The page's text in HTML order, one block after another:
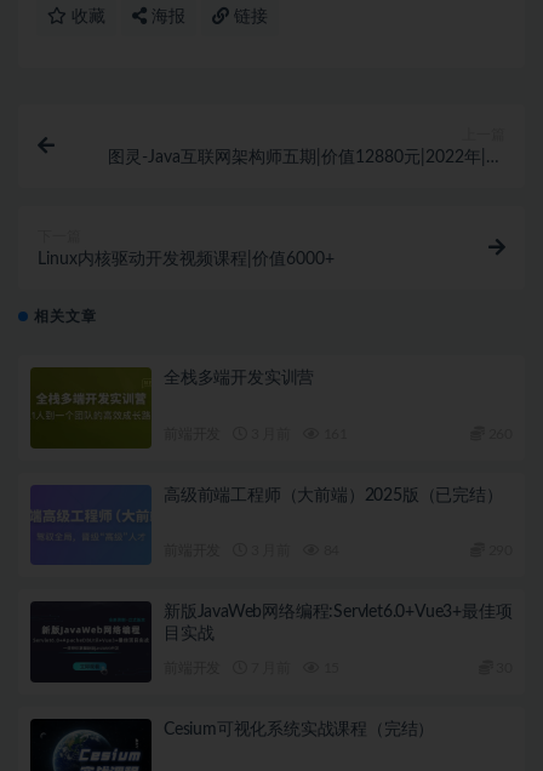
收藏 海报 链接
图灵-Java互联网架构师五期|价值12880元|2022年|31
Linux内核驱动开发视频课程|价值6000+
相关文章
全栈多端开发实训营
高级前端工程师（大前端）2025版（已完结）
新版JavaWeb网络编程:Servlet6.0+Vue3+最佳项
目实战
Cesium可视化系统实战课程（完结）